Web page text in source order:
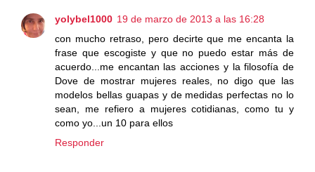
yolybel1000 19 de marzo de 2013 a las 16:28
con mucho retraso, pero decirte que me encanta la
frase que escogiste y que no puedo estar más de
acuerdo...me encantan las acciones y la filosofía de
Dove de mostrar mujeres reales, no digo que las
modelos bellas guapas y de medidas perfectas no lo
sean, me refiero a mujeres cotidianas, como tu y
como yo...un 10 para ellos
Responder